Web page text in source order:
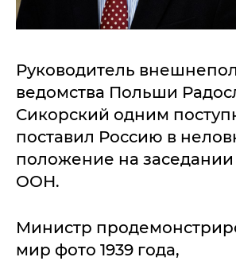
Руководитель
ведомства Польши
Сикорский одним
поставил Россию в
положение на заседании
ООН.
Министр
мир фото 1939 года,